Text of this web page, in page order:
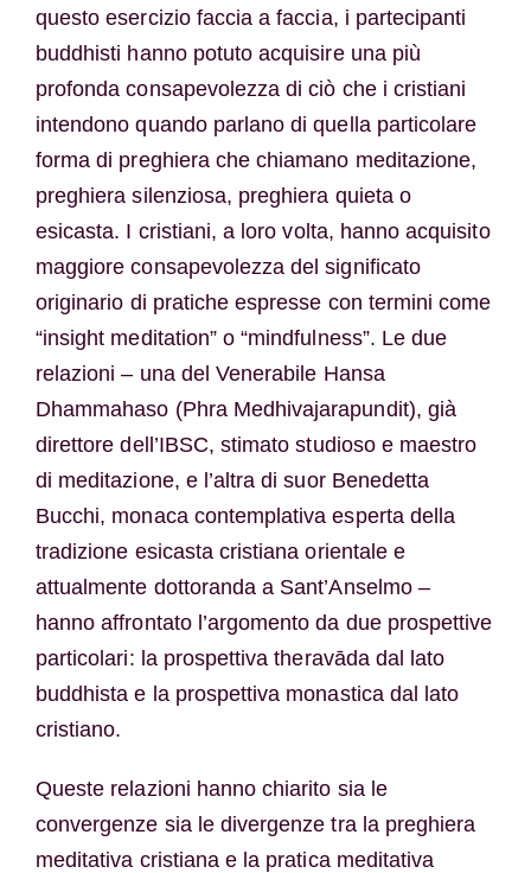
questo esercizio faccia a faccia, i partecipanti
buddhisti hanno potuto acquisire una più
profonda consapevolezza di ciò che i cristiani
intendono quando parlano di quella particolare
forma di preghiera che chiamano meditazione,
preghiera silenziosa, preghiera quieta o
esicasta. I cristiani, a loro volta, hanno acquisito
maggiore consapevolezza del significato
originario di pratiche espresse con termini come
“insight meditation” o “mindfulness”. Le due
relazioni – una del Venerabile Hansa
Dhammahaso (Phra Medhivajarapundit), già
direttore dell’IBSC, stimato studioso e maestro
di meditazione, e l’altra di suor Benedetta
Bucchi, monaca contemplativa esperta della
tradizione esicasta cristiana orientale e
attualmente dottoranda a Sant’Anselmo –
hanno affrontato l’argomento da due prospettive
particolari: la prospettiva theravāda dal lato
buddhista e la prospettiva monastica dal lato
cristiano.
Queste relazioni hanno chiarito sia le
convergenze sia le divergenze tra la preghiera
meditativa cristiana e la pratica meditativa